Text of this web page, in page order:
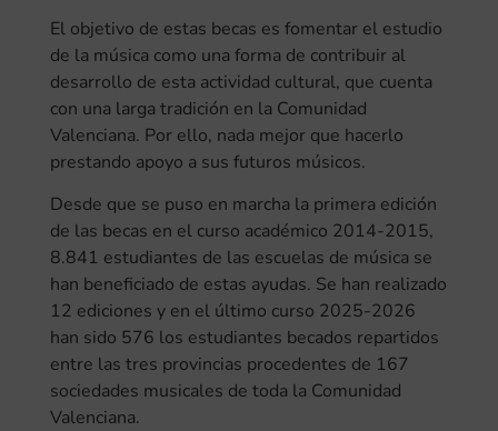
El objetivo de estas becas es fomentar el estudio
de la música como una forma de contribuir al
desarrollo de esta actividad cultural, que cuenta
con una larga tradición en la Comunidad
Valenciana. Por ello, nada mejor que hacerlo
prestando apoyo a sus futuros músicos.
Desde que se puso en marcha la primera edición
de las becas en el curso académico 2014-2015,
8.841 estudiantes de las escuelas de música se
han beneficiado de estas ayudas. Se han realizado
12 ediciones y en el último curso 2025-2026
han sido 576 los estudiantes becados repartidos
entre las tres provincias procedentes de 167
sociedades musicales de toda la Comunidad
Valenciana.